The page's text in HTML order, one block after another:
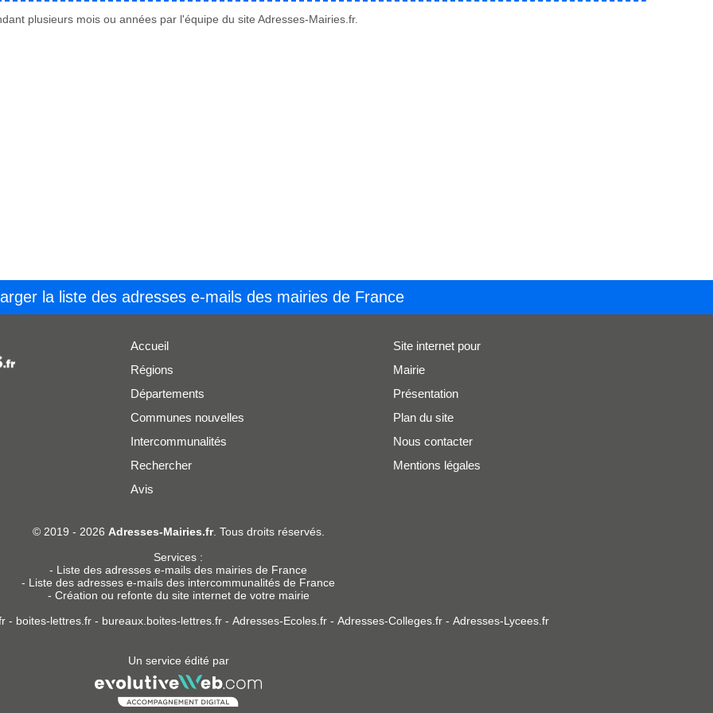
plusieurs mois ou années par l'équipe du site Adresses-Mairies.fr.
la liste des adresses e-mails des mairies de France
Accueil
Régions
Départements
Communes nouvelles
Intercommunalités
Rechercher
Avis
Site internet pour
Mairie
Présentation
Plan du site
Nous contacter
Mentions légales
© 2019 - 2026 Adresses-Mairies.fr. Tous droits réservés.
Services :
- Liste des adresses e-mails des mairies de France
- Liste des adresses e-mails des intercommunalités de France
- Création ou refonte du site internet de votre mairie
- boites-lettres.fr- bureaux.boites-lettres.fr- Adresses-Ecoles.fr- Adresses-Colleges.fr- Adresses-Lycees.fr
Un service édité par